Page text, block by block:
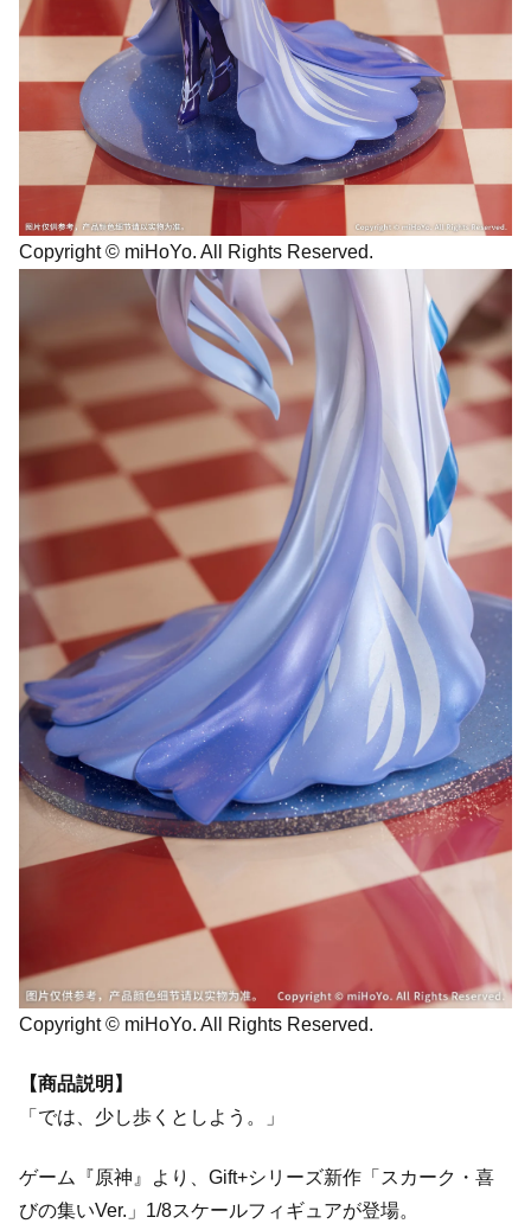
Copyright © miHoYo. All Rights Reserved.
Copyright © miHoYo. All Rights Reserved.
【商品説明】
「では、少し歩くとしよう。」
ゲーム『原神』より、Gift+シリーズ新作「スカーク・喜
びの集いVer.」1/8スケールフィギュアが登場。